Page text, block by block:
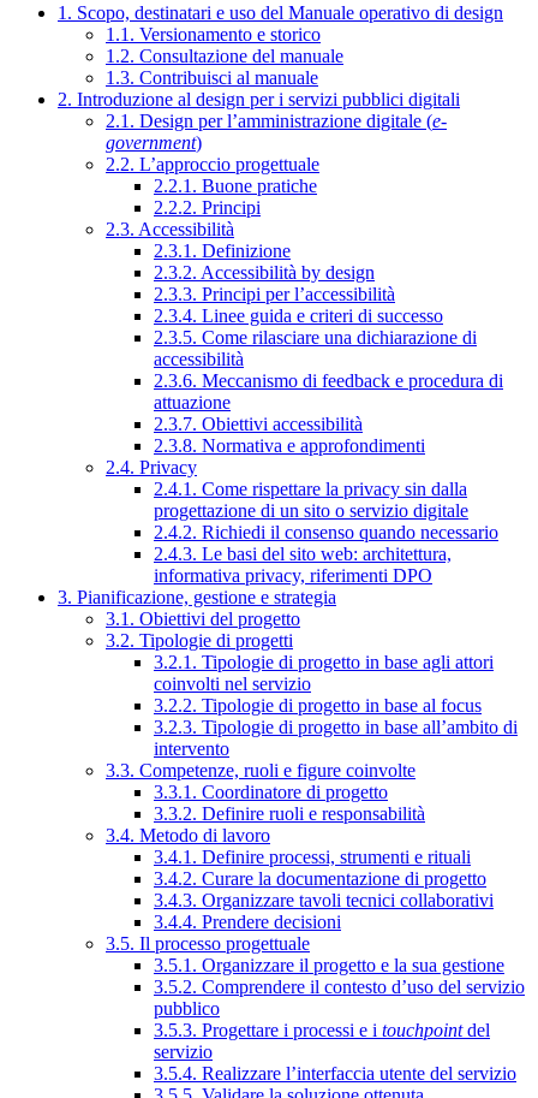
1. Scopo, destinatari e uso del Manuale operativo di design
1.1. Versionamento e storico
1.2. Consultazione del manuale
1.3. Contribuisci al manuale
2. Introduzione al design per i servizi pubblici digitali
2.1. Design per l’amministrazione digitale (e-
government)
2.2. L’approccio progettuale
2.2.1. Buone pratiche
2.2.2. Principi
2.3. Accessibilità
2.3.1. Definizione
2.3.2. Accessibilità by design
2.3.3. Principi per l’accessibilità
2.3.4. Linee guida e criteri di successo
2.3.5. Come rilasciare una dichiarazione di
accessibilità
2.3.6. Meccanismo di feedback e procedura di
attuazione
2.3.7. Obiettivi accessibilità
2.3.8. Normativa e approfondimenti
2.4. Privacy
2.4.1. Come rispettare la privacy sin dalla
progettazione di un sito o servizio digitale
2.4.2. Richiedi il consenso quando necessario
2.4.3. Le basi del sito web: architettura,
informativa privacy, riferimenti DPO
3. Pianificazione, gestione e strategia
3.1. Obiettivi del progetto
3.2. Tipologie di progetti
3.2.1. Tipologie di progetto in base agli attori
coinvolti nel servizio
3.2.2. Tipologie di progetto in base al focus
3.2.3. Tipologie di progetto in base all’ambito di
intervento
3.3. Competenze, ruoli e figure coinvolte
3.3.1. Coordinatore di progetto
3.3.2. Definire ruoli e responsabilità
3.4. Metodo di lavoro
3.4.1. Definire processi, strumenti e rituali
3.4.2. Curare la documentazione di progetto
3.4.3. Organizzare tavoli tecnici collaborativi
3.4.4. Prendere decisioni
3.5. Il processo progettuale
3.5.1. Organizzare il progetto e la sua gestione
3.5.2. Comprendere il contesto d’uso del servizio
pubblico
3.5.3. Progettare i processi e i touchpointdel
servizio
3.5.4. Realizzare l’interfaccia utente del servizio